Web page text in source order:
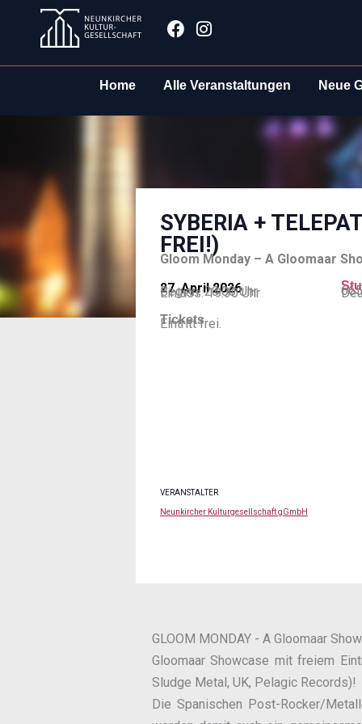
Facebook
Instagram
Home Alle Veranstaltungen Neue
SYBERIA +
FREI!)
Gloom Monday – A Gloomaar
27. April 2026
Beginn: 20:00 Uhr
Einlass: 19:30 Uhr
Tickets
Eintritt frei.
VERANSTALTER
Neunkircher Kulturgesellschaft gGmbH
GLOOM MONDAY - A Gloomaar
Gloomaar Showcase mit freiem
Sludge Metal, UK, Pelagic Records)!
Die Spanischen Post-Rocker/